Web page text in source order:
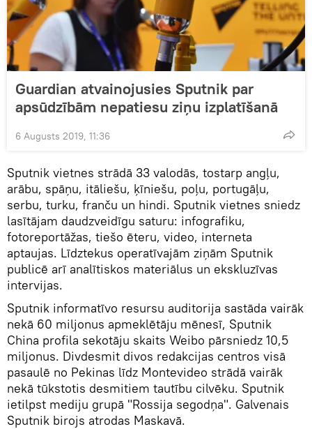
Guardian atvainojusies Sputnik par
apsūdzībām nepatiesu ziņu izplatīšanā
6 Augusts 2019, 11:36
Sputnik vietnes strādā 33 valodās, tostarp angļu,
arābu, spāņu, itāliešu, ķīniešu, poļu, portugāļu,
serbu, turku, franču un hindi. Sputnik vietnes sniedz
lasītājam daudzveidīgu saturu: infografiku,
fotoreportāžas, tiešo ēteru, video, interneta
aptaujas. Līdztekus operatīvajām ziņām Sputnik
publicē arī analītiskos materiālus un ekskluzīvas
intervijas.
Sputnik informatīvo resursu auditorija sastāda vairāk
nekā 60 miljonus apmeklētāju mēnesī, Sputnik
China profila sekotāju skaits Weibo pārsniedz 10,5
miljonus. Divdesmit divos redakcijas centros visā
pasaulē no Pekinas līdz Montevideo strādā vairāk
nekā tūkstotis desmitiem tautību cilvēku. Sputnik
ietilpst mediju grupā "Rossija segodņa". Galvenais
Sputnik birojs atrodas Maskavā.